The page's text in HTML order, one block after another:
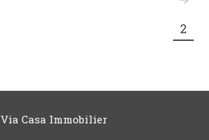
2
Via Casa Immobilier